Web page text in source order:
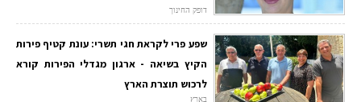
דופק החינוך
שפע פרי לקראת חגי תשרי: עונת קטיף פירות
הקיץ בשיאה - ארגון מגדלי הפירות קורא
לרכוש תוצרת הארץ
בארץ